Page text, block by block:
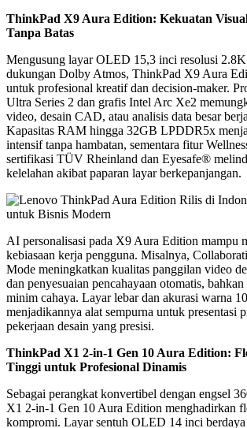
ThinkPad X9 Aura Edition: Kekuatan
Tanpa Batas
Mengusung layar OLED 15,3 inci resolusi 2.8K
dukungan Dolby Atmos, ThinkPad X9 Aura
untuk profesional kreatif dan decision-maker.
Ultra Series 2 dan grafis Intel Arc Xe2
video, desain CAD, atau analisis data besar
Kapasitas RAM hingga 32GB LPDDR5x
intensif tanpa hambatan, sementara fitur
sertifikasi TÜV Rheinland dan Eyesafe®
kelelahan akibat paparan layar berkepanjangan.
AI personalisasi pada X9 Aura Edition mampu
kebiasaan kerja pengguna. Misalnya,
Mode meningkatkan kualitas panggilan video
dan penyesuaian pencahayaan otomatis,
minim cahaya. Layar lebar dan akurasi warna
menjadikannya alat sempurna untuk presentasi
pekerjaan desain yang presisi.
ThinkPad X1 2-in-1 Gen 10 Aura Edition:
Tinggi untuk Profesional Dinamis
Sebagai perangkat konvertibel dengan engsel
X1 2-in-1 Gen 10 Aura Edition menghadirkan
kompromi. Layar sentuh OLED 14 inci berdaya